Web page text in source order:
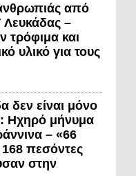
από
–
τρόφιμα και
υλικό για τους
δεν είναι μόνο
Ηχηρό μήνυμα
– «66
πεσόντες
στην